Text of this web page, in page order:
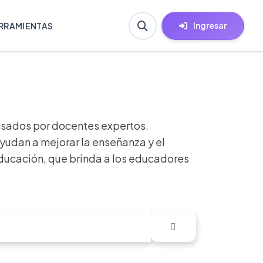
Ingresar
por docentes expertos.
a mejorar la enseñanza y el
que brinda a los educadores